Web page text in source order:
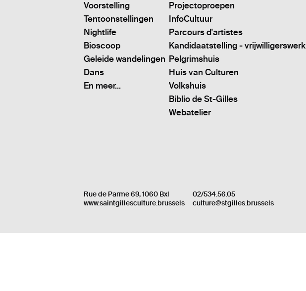
Voorstelling
Tentoonstellingen
Nightlife
Bioscoop
Geleide wandelingen
Dans
En meer...
Projectoproepen
InfoCultuur
Parcours d'artistes
Kandidaatstelling - vrijwilligerswerk
Pelgrimshuis
Huis van Culturen
Volkshuis
Biblio de St-Gilles
Webatelier
Rue de Parme 69, 1060 Bxl
www.saintgillesculture.brussels
02/534.56.05
culture@stgilles.brussels